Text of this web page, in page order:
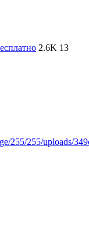
2.6K 13
255/255/uploads/